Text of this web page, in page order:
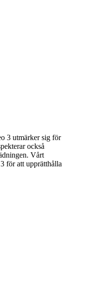
3 utmärker sig för
också
Vårt
för att upprätthålla